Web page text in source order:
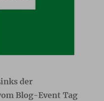
der
Blog-Event Tag